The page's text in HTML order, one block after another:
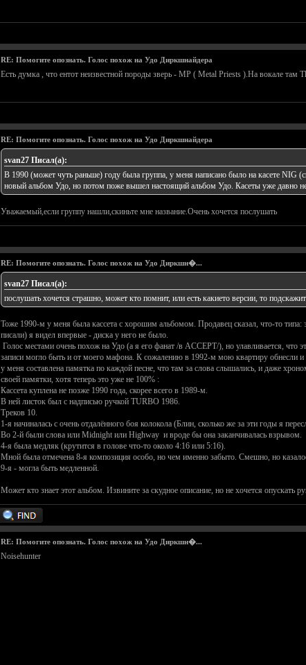
RE: Помогите опознать. Голос похож на Удо Диркшнайдера
Есть думка , что ентот неизвестной породы зверь - MP ( Metal Priests ).На вокале там
RE: Помогите опознать. Голос похож на Удо Диркшнайдера
svan27 Писал(а):
В 1990 (может чуть раньше) году была группа, у меня написано было на касете NIG
новый альбом Удо, но потом поже вышел настоящий альбом Удо. Касеты уже давно
Уважаемый,если группу нашли,скиньте мне название.Очень хочется послушать
RE: Помогите опознать. Голос похож на Удо Диркшн�...
svan27 Писал(а):
послушать хочется страшно, может кто помнит, или есть какието версии, то
Тоже 1990-м у меня была кассета с хорошим альбомом. Продавец сказал, что-то
писали) я видел впервые - диска у него не было.
Голос местами очень похож на Удо (а я его фанат /в ACCEPT/), но улавливается,
записи могло быть и от моего мафона. К сожалению в 1992-м мою квартиру обнесли
у меня составлена памятка по каждой песне, что там за слова слышались, и даже
своей памятки, хотя теперь это уже не 100% :
Кассета куплена не позже 1990 года, скорее всего в 1989-м.
В ней листок был с надписью ручкой TURBO 1986.
Треков 10.
1-я начиналась с очень отдалённого боя колокола (Блин, сколько же за эти годы я
Во 2-й были слова или Midnight или Highway и вроде бы она заканчивалась взрывом.
4-я была медляк (крутится в голове что-то около 4:16 или 5:16).
Мной была отмечена 8-я композиция особо, но чем именно забыто. Смешно, но
9-я - могла быть медленной.
Может кто знает этот альбом. Извините за скудное описание, но не хочется опускать
RE: Помогите опознать. Голос похож на Удо Диркшн�...
Noisehunter